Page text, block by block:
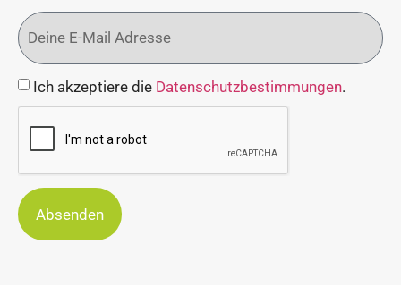
Ich akzeptiere die Datenschutzbestimmungen.
Absenden